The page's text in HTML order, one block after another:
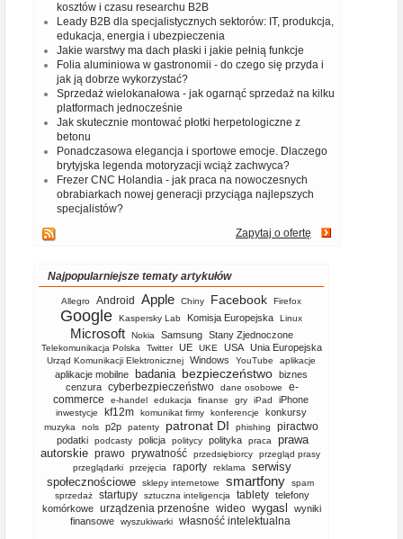
kosztów i czasu researchu B2B
Leady B2B dla specjalistycznych sektorów: IT, produkcja,
edukacja, energia i ubezpieczenia
Jakie warstwy ma dach płaski i jakie pełnią funkcje
Folia aluminiowa w gastronomii - do czego się przyda i
jak ją dobrze wykorzystać?
Sprzedaż wielokanałowa - jak ogarnąć sprzedaż na kilku
platformach jednocześnie
Jak skutecznie montować płotki herpetologiczne z
betonu
Ponadczasowa elegancja i sportowe emocje. Dlaczego
brytyjska legenda motoryzacji wciąż zachwyca?
Frezer CNC Holandia - jak praca na nowoczesnych
obrabiarkach nowej generacji przyciąga najlepszych
specjalistów?
Zapytaj o ofertę
Najpopularniejsze tematy artykułów
Allegro Android Apple Chiny Facebook Firefox
Google Kaspersky Lab Komisja Europejska Linux
Microsoft Nokia Samsung Stany Zjednoczone
Telekomunikacja Polska Twitter UE UKE USA Unia Europejska
Urząd Komunikacji Elektronicznej Windows YouTube aplikacje
aplikacje mobilne badania bezpieczeństwo biznes
cenzura cyberbezpieczeństwo dane osobowe
e-
commerce
e-handel edukacja finanse gry iPad iPhone
inwestycje kf12m komunikat firmy konferencje konkursy
muzyka nols p2p patenty patronat DI phishing piractwo
podatki podcasty policja politycy polityka praca
prawa
autorskie prawo prywatność przedsiębiorcy
przegląd prasy
przeglądarki
przejęcia raporty reklama
serwisy
społecznościowe
sklepy internetowe smartfony
spam
sprzedaż
startupy sztuczna inteligencja tablety telefony
komórkowe
urządzenia przenośne wideo wygasl
wyniki
finansowe
wyszukiwarki własność intelektualna